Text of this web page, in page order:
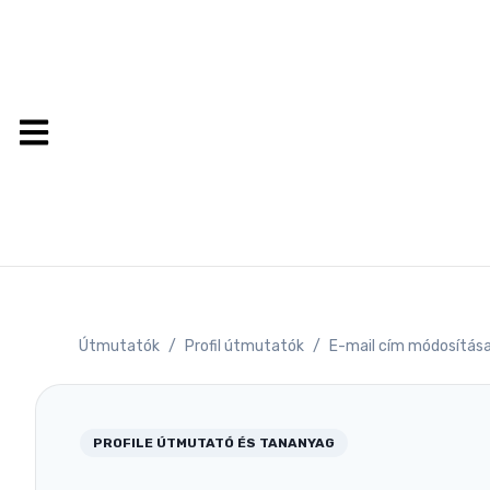
Útmutatók / Profil útmutatók / E-mail cím
PROFILE ÚTMUTATÓ ÉS TANANYAG